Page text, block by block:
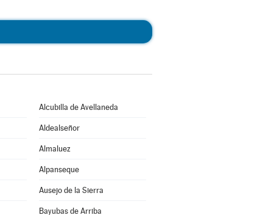
Alcubilla de Avellaneda
Aldealseñor
Almaluez
Alpanseque
Ausejo de la Sierra
Bayubas de Arriba